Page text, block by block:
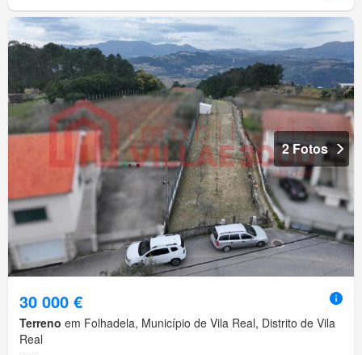
2 Fotos
30 000 €
Terreno em Folhadela, Município de Vila Real, Distrito de Vila
Real